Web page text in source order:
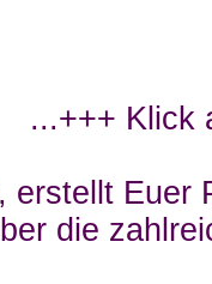
...+++ Klick
erstellt Euer
die